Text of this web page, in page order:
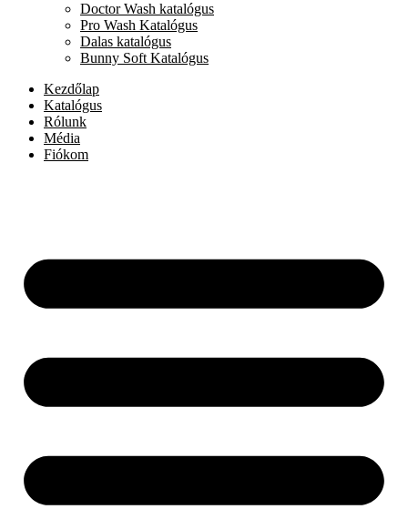
Doctor Wash katalógus
Pro Wash Katalógus
Dalas katalógus
Bunny Soft Katalógus
Kezdőlap
Katalógus
Rólunk
Média
Fiókom